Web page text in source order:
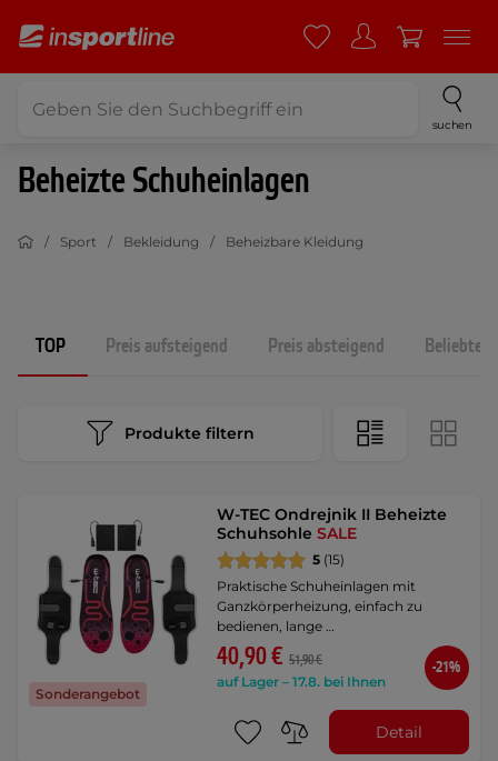
suchen
Beheizte Schuheinlagen
Sport Bekleidung Beheizbare Kleidung
TOP Preis aufsteigend Preis absteigend
Produkte filtern
Sonderangebot
W-TEC Ondrejnik II Beheizte
SchuhsohleSALE
5 (15)
Praktische Schuheinlagen mit
Ganzkörperheizung, einfach zu
bedienen, lange …
40,90 € 51,90 €
auf Lager – 17.8. bei Ihnen
-21%
Detail